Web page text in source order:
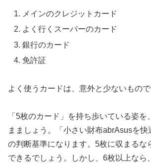
メインのクレジットカード
よく行くスーパーのカード
銀行のカード
免許証
よく使うカードは、意外と少ないもので
「5枚のカード」を持ち歩いている姿を
まましょう。「小さい財布abrAsusを快
の判断基準になります。5枚に収まるな
できるでしょう。しかし、6枚以上なら